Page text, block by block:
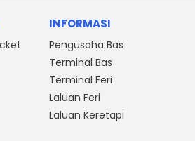
INFORMASI
Pengusaha Bas
Terminal Bas
Terminal Feri
Laluan Feri
Laluan Keretapi